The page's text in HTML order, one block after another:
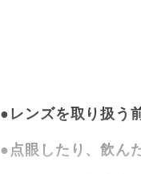
●レンズを取り扱う
●点眼したり、飲ん